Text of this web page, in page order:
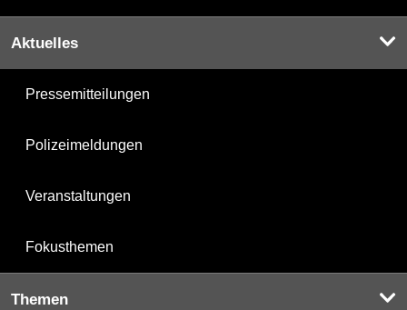
Aktuelles
Pressemitteilungen
Polizeimeldungen
Veranstaltungen
Fokusthemen
Themen